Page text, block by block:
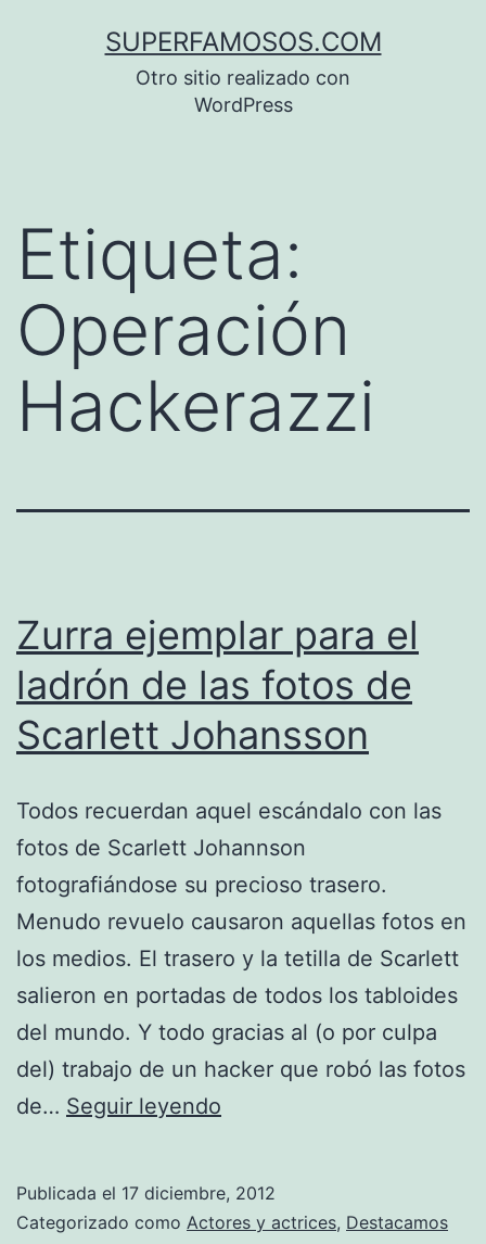
SUPERFAMOSOS.COM
Otro sitio realizado con
WordPress
Etiqueta:
Operación
Hackerazzi
Zurra ejemplar para el
ladrón de las fotos de
Scarlett Johansson
Todos recuerdan aquel escándalo con las
fotos de Scarlett Johannson
fotografiándose su precioso trasero.
Menudo revuelo causaron aquellas fotos en
los medios. El trasero y la tetilla de Scarlett
salieron en portadas de todos los tabloides
del mundo. Y todo gracias al (o por culpa
del) trabajo de un hacker que robó las fotos
de… Seguir leyendo
el
Publicada el 17 diciembre, 2012
Categorizado como Actores y actrices, Destacamos